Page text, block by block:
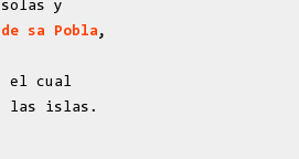
y
sa Pobla ,
el cual
las islas.